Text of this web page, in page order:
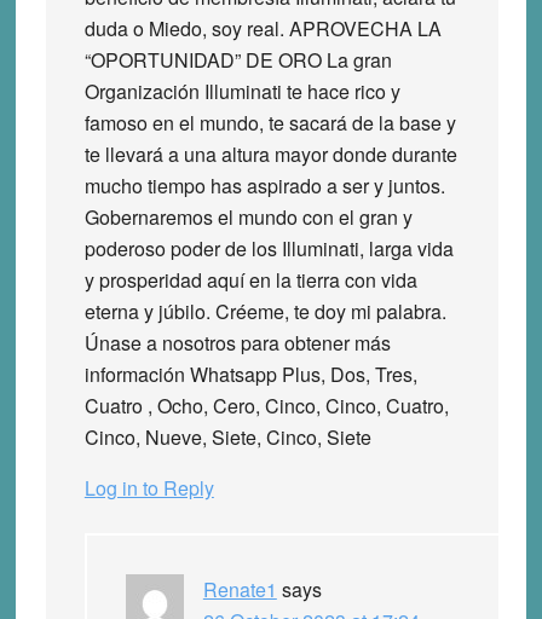
duda o Miedo, soy real. APROVECHA LA
“OPORTUNIDAD” DE ORO La gran
Organización Illuminati te hace rico y
famoso en el mundo, te sacará de la base y
te llevará a una altura mayor donde durante
mucho tiempo has aspirado a ser y juntos.
Gobernaremos el mundo con el gran y
poderoso poder de los Illuminati, larga vida
y prosperidad aquí en la tierra con vida
eterna y júbilo. Créeme, te doy mi palabra.
Únase a nosotros para obtener más
información Whatsapp Plus, Dos, Tres,
Cuatro , Ocho, Cero, Cinco, Cinco, Cuatro,
Cinco, Nueve, Siete, Cinco, Siete
Log in to Reply
Renate1 says